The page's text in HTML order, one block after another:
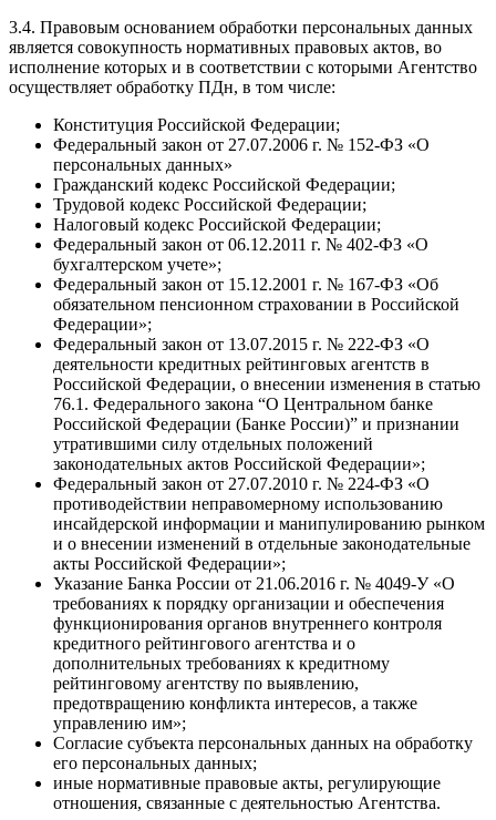
3.4. Правовым основанием обработки персональных данных
является совокупность нормативных правовых актов, во
исполнение которых и в соответствии с которыми Агентство
осуществляет обработку ПДн, в том числе:
Конституция Российской Федерации;
Федеральный закон от 27.07.2006 г. № 152-ФЗ «О
персональных данных»
Гражданский кодекс Российской Федерации;
Трудовой кодекс Российской Федерации;
Налоговый кодекс Российской Федерации;
Федеральный закон от 06.12.2011 г. № 402-ФЗ «О
бухгалтерском учете»;
Федеральный закон от 15.12.2001 г. № 167-ФЗ «Об
обязательном пенсионном страховании в Российской
Федерации»;
Федеральный закон от 13.07.2015 г. № 222-ФЗ «О
деятельности кредитных рейтинговых агентств в
Российской Федерации, о внесении изменения в статью
76.1. Федерального закона “О Центральном банке
Российской Федерации (Банке России)” и признании
утратившими силу отдельных положений
законодательных актов Российской Федерации»;
Федеральный закон от 27.07.2010 г. № 224-ФЗ «О
противодействии неправомерному использованию
инсайдерской информации и манипулированию рынком
и о внесении изменений в отдельные законодательные
акты Российской Федерации»;
Указание Банка России от 21.06.2016 г. № 4049-У «О
требованиях к порядку организации и обеспечения
функционирования органов внутреннего контроля
кредитного рейтингового агентства и о
дополнительных требованиях к кредитному
рейтинговому агентству по выявлению,
предотвращению конфликта интересов, а также
управлению им»;
Согласие субъекта персональных данных на обработку
его персональных данных;
иные нормативные правовые акты, регулирующие
отношения, связанные с деятельностью Агентства.